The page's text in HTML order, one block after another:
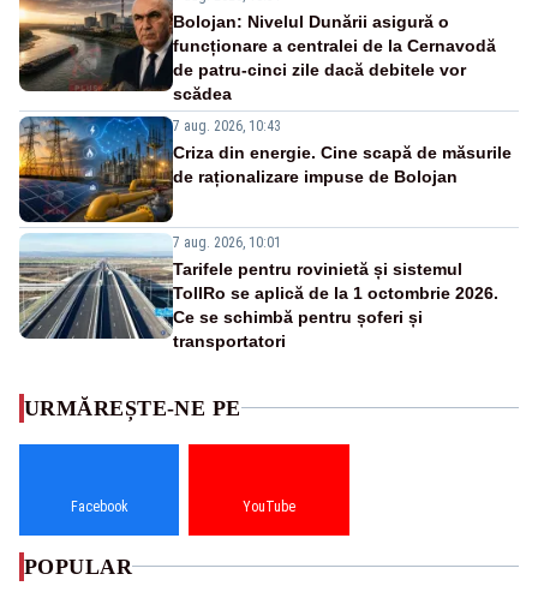
Bolojan: Nivelul Dunării asigură o
funcționare a centralei de la Cernavodă
de patru-cinci zile dacă debitele vor
scădea
7 aug. 2026, 10:43
Criza din energie. Cine scapă de măsurile
de raționalizare impuse de Bolojan
7 aug. 2026, 10:01
Tarifele pentru rovinietă și sistemul
TollRo se aplică de la 1 octombrie 2026.
Ce se schimbă pentru șoferi și
transportatori
URMĂREȘTE-NE PE
Facebook YouTube
POPULAR